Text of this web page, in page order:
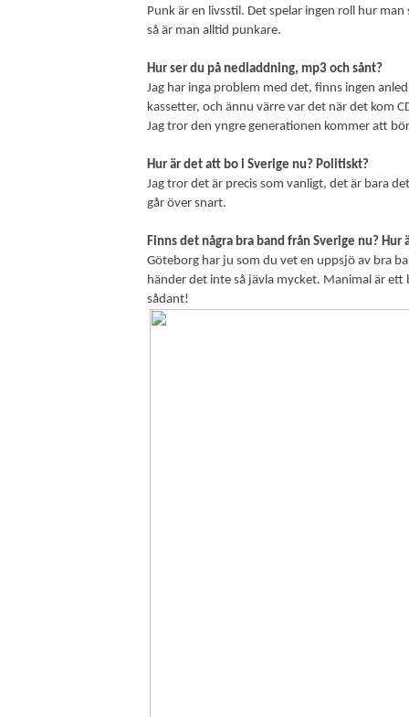
Punk är en livsstil. Det spelar ingen roll hur
så är man alltid punkare.
Hur ser du på nedladdning, mp3 och sånt?
Jag har inga problem med det, finns ingen
kassetter, och ännu värre var det när det kom
Jag tror den yngre generationen kommer att
Hur är det att bo i Sverige nu? Politiskt?
Jag tror det är precis som vanligt, det är bara
går över snart.
Finns det några bra band från Sverige nu?
Göteborg har ju som du vet en uppsjö av bra
händer det inte så jävla mycket. Manimal är
sådant!